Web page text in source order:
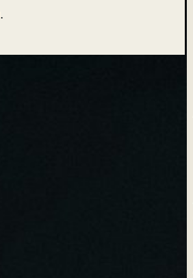
.